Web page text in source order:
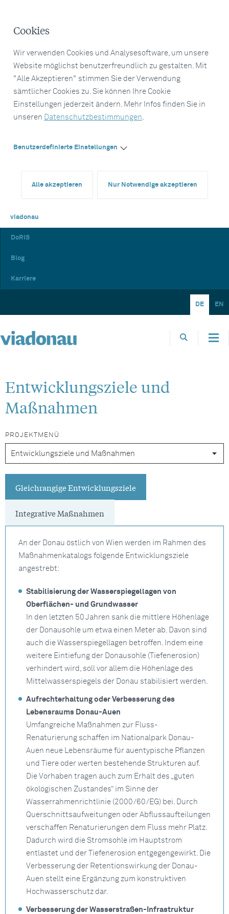
Cookies
Wir verwenden Cookies und Analysesoftware, um unsere
Website möglichst benutzerfreundlich zu gestalten. Mit
"Alle Akzeptieren" stimmen Sie der Verwendung
sämtlicher Cookies zu. Sie können Ihre Cookie
Einstellungen jederzeit ändern. Mehr Infos finden Sie in
unseren Datenschutzbestimmungen.
Benutzerdefinierte Einstellungen
Alle akzeptieren Nur Notwendige akzeptieren
viadonau
DoRIS
Blog
Karriere
DE EN
Entwicklungsziele und
Maßnahmen
PROJEKTMENÜ
Gleichrangige Entwicklungsziele
Integrative Maßnahmen
An der Donau östlich von Wien werden im Rahmen des
Maßnahmenkatalogs folgende Entwicklungsziele
angestrebt:
Stabilisierung der Wasserspiegellagen von
Oberflächen- und Grundwasser
In den letzten 50 Jahren sank die mittlere Höhenlage
der Donausohle um etwa einen Meter ab. Davon sind
auch die Wasserspiegellagen betroffen. Indem eine
weitere Eintiefung der Donausohle (Tiefenerosion)
verhindert wird, soll vor allem die Höhenlage des
Mittelwasserspiegels der Donau stabilisiert werden.
Aufrechterhaltung oder Verbesserung des
Lebensraums Donau-Auen
Umfangreiche Maßnahmen zur Fluss-
Renaturierung schaffen im Nationalpark Donau-
Auen neue Lebensräume für auentypische Pflanzen
und Tiere oder werten bestehende Strukturen auf.
Die Vorhaben tragen auch zum Erhalt des „guten
ökologischen Zustandes“ im Sinne der
Wasserrahmenrichtlinie (2000/60/EG) bei. Durch
Querschnittsaufweitungen oder Abflussaufteilungen
verschaffen Renaturierungen dem Fluss mehr Platz.
Dadurch wird die Stromsohle im Hauptstrom
entlastet und der Tiefenerosion entgegengewirkt. Die
Verbesserung der Retentionswirkung der Donau-
Auen stellt eine Ergänzung zum konstruktiven
Hochwasserschutz dar.
Verbesserung der Wasserstraßen-Infrastruktur